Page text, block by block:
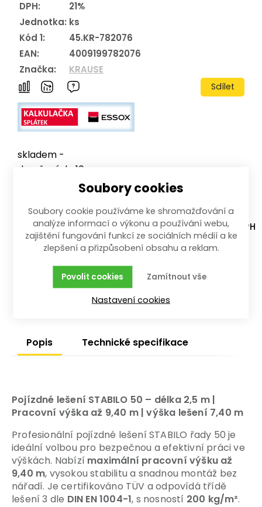
DPH:
21%
Jednotka: ks
Kód 1:
45.KR-782076
EAN:
4009199782076
Značka:
KRAUSE
Sdílet
skladem -
doručení do 10
– + 131 449,00Kč s DPH
skladem - doručení do 10 pracovních dnů
Popis Technické specifikace
Pojízdné lešení STABILO 50 – délka 2,5 m |
Pracovní výška až 9,40 m | výška lešení 7,40 m
Profesionální pojízdné lešení STABILO řady 50 je
ideální volbou pro bezpečnou a efektivní práci ve
výškách. Nabízí maximální pracovní výšku až
9,40 m, vysokou stabilitu a snadnou montáž bez
nářadí. Je certifikováno TÜV a odpovídá třídě
lešení 3 dle DIN EN 1004-1, s nosností 200 kg/m².
Soubory cookies
Soubory cookie používáme ke shromažďování a
analýze informací o výkonu a používání webu,
zajištění fungování funkcí ze sociálních médií a ke
zlepšení a přizpůsobení obsahu a reklam.
Zamítnout vše
Povolit cookies
Nastavení cookies